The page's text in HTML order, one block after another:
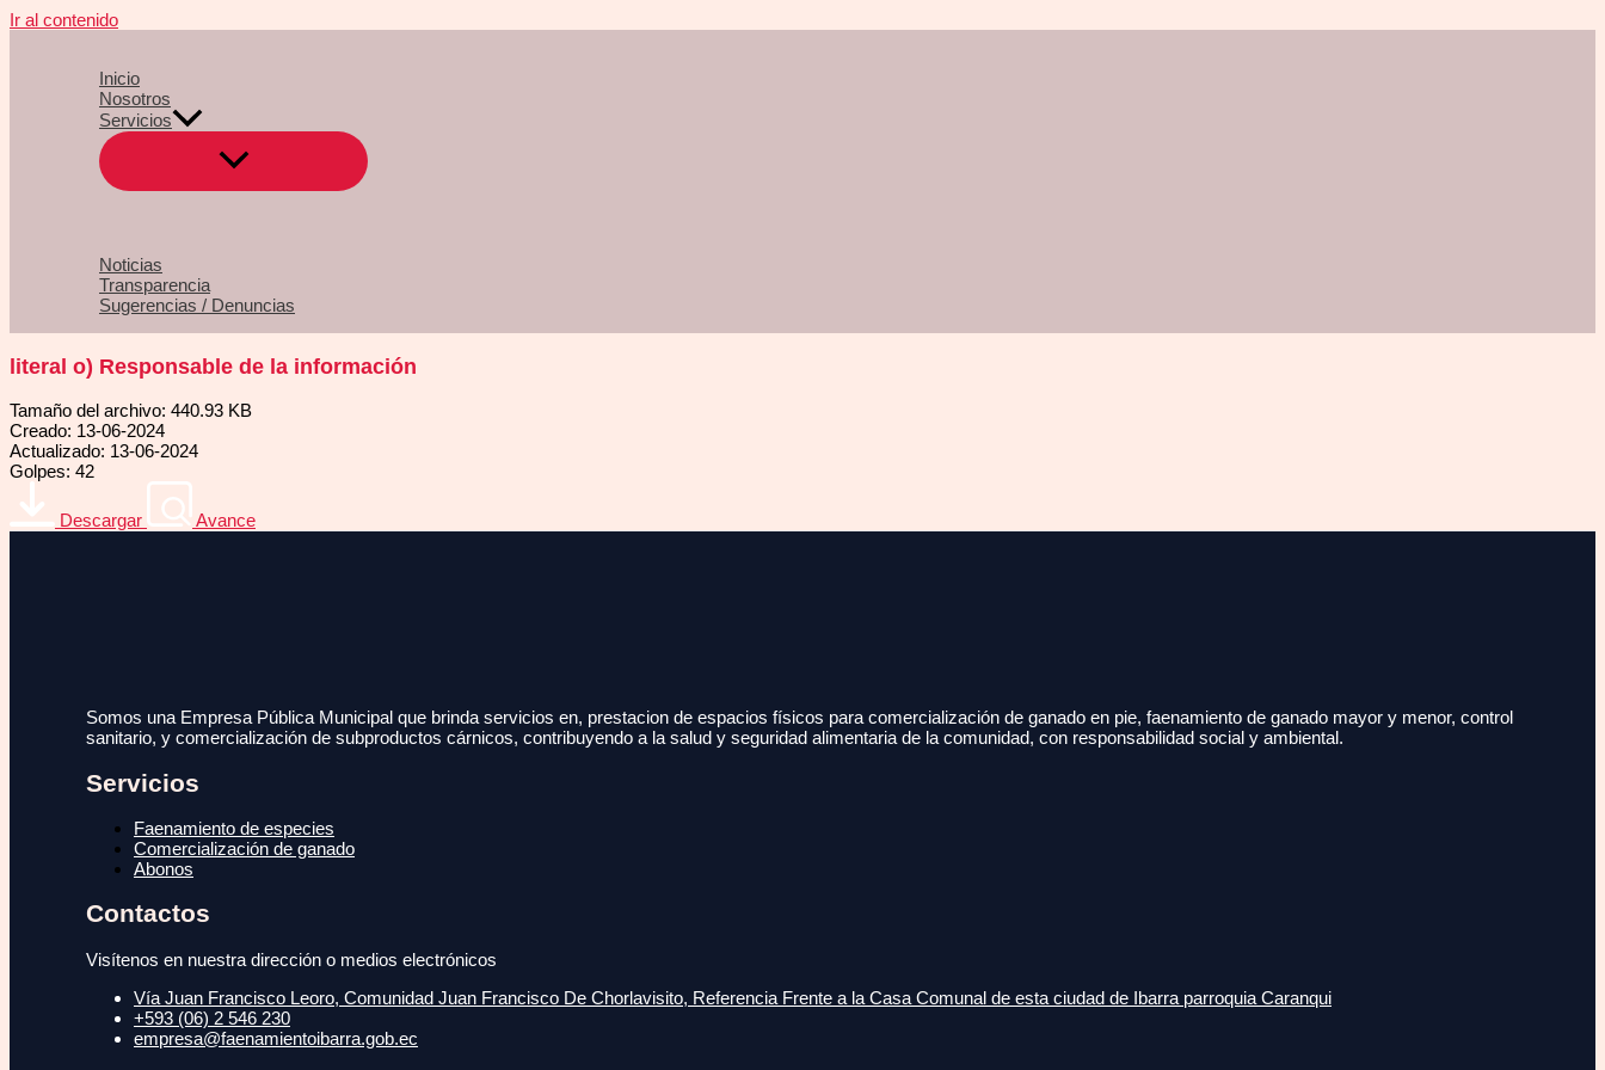
Ir al contenido
Inicio
Nosotros
Servicios
Noticias
Transparencia
Sugerencias / Denuncias
literal o) Responsable de la información
Tamaño del archivo: 440.93 KB
Creado: 13-06-2024
Actualizado: 13-06-2024
Golpes: 42
Descargar Avance
Somos una Empresa Pública Municipal que brinda servicios en, prestacion de espacios físicos para comercialización de ganado en pie, faenamiento de ganado mayor y menor, control
sanitario, y comercialización de subproductos cárnicos, contribuyendo a la salud y seguridad alimentaria de la comunidad, con responsabilidad social y ambiental.
Servicios
Faenamiento de especies
Comercialización de ganado
Abonos
Contactos
Visítenos en nuestra dirección o medios electrónicos
Vía Juan Francisco Leoro, Comunidad Juan Francisco De Chorlavisito, Referencia Frente a la Casa Comunal de esta ciudad de Ibarra parroquia Caranqui
+593 (06) 2 546 230
empresa@faenamientoibarra.gob.ec